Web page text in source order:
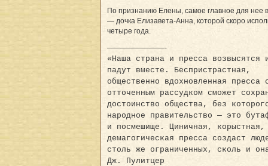
По признанию Елены, самое главное для нее
— дочка Елизавета-Анна, которой скоро
четыре года.
————————-
«Наша страна и пресса возвысятся
падут вместе. Беспристрастная,
общественно вдохновленная пресса
отточенным рассудком сможет
достоинство общества, без
народное правительство — это
и посмешище. Циничная, корыстная,
демагогическая пресса создаст
столь же ограниченных, сколь и
Дж. Пулитцер